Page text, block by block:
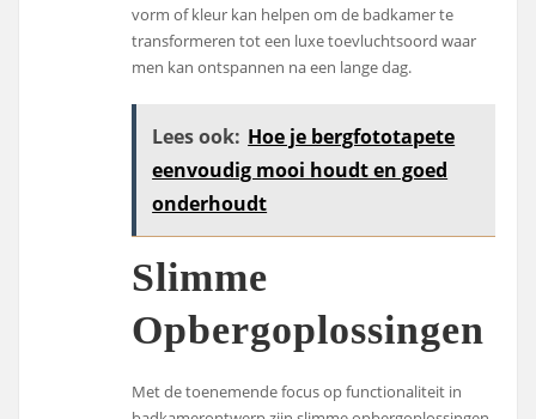
vorm of kleur kan helpen om de badkamer te
transformeren tot een luxe toevluchtsoord waar
men kan ontspannen na een lange dag.
Lees ook: Hoe je bergfototapete
eenvoudig mooi houdt en goed
onderhoudt
Slimme
Opbergoplossingen
Met de toenemende focus op functionaliteit in